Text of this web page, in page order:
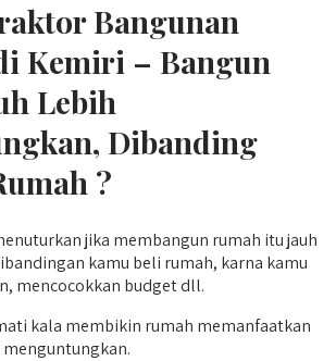
Bangunan
Kemiri – Bangun
Lebih
Dibanding
?
jika membangun rumah itu jauh
kamu beli rumah, karna kamu
mencocokkan budget dll.
kala membikin rumah memanfaatkan